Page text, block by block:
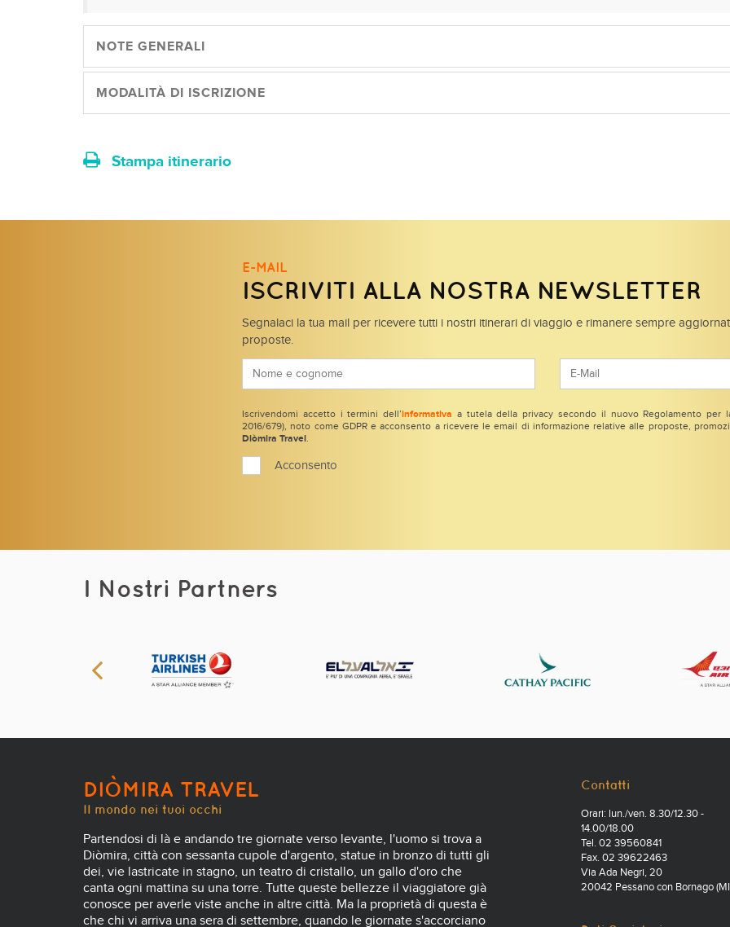
NOTE GENERALI
MODALITÀ DI ISCRIZIONE
Stampa itinerario
E-MAIL
ISCRIVITI ALLA NOSTRA NEWSLETTER
Segnalaci la tua mail per ricevere tutti i nostri itinerari di viaggio e rimanere sempre
proposte.
Iscrivendomi accetto i termini dell’ informativa a tutela della privacy secondo il nuovo Regolamento per
2016/679), noto come GDPR e acconsento a ricevere le email di informazione relative alle proposte,
Diòmira Travel .
Acconsento
I Nostri Partners
DIÒMIRA TRAVEL
Il mondo nei tuoi occhi
Partendosi di là e andando tre giornate verso levante, l'uomo si trova a
Diòmira, città con sessanta cupole d'argento, statue in bronzo di tutti gli
dei, vie lastricate in stagno, un teatro di cristallo, un gallo d'oro che
canta ogni mattina su una torre. Tutte queste bellezze il viaggiatore già
conosce per averle viste anche in altre città. Ma la proprietà di questa è
che chi vi arriva una sera di settembre, quando le giornate s'accorciano
Contatti
Orari: lun./ven. 8.30/12.30 -
14.00/18.00
Tel. 02 39560841
Fax. 02 39622463
Via Ada Negri, 20
20042 Pessano con Bornago